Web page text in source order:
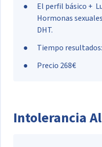
El perfil básico +
Hormonas
DHT.
Tiempo
Precio 268€
Intolerancia